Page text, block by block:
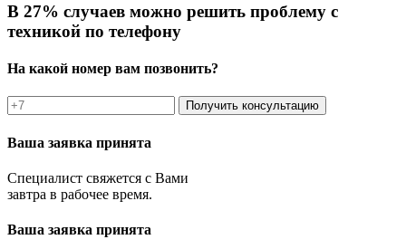
В 27% случаев можно решить проблему с
техникой по телефону
На какой номер вам позвонить?
Получить консультацию
Ваша заявка принята
Специалист свяжется с Вами
завтра в рабочее время.
Ваша заявка принята